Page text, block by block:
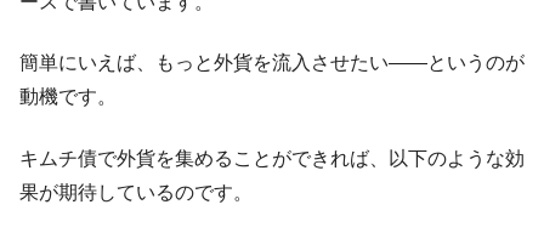
簡単にいえば、もっと外貨を流入させたい――というのが
動機です。
キムチ債で外貨を集めることができれば、以下のような効
果が期待しているのです。